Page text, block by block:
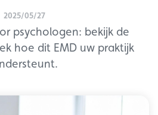
2025/05/27
psychologen: bekijk de
hoe dit EMD uw praktijk